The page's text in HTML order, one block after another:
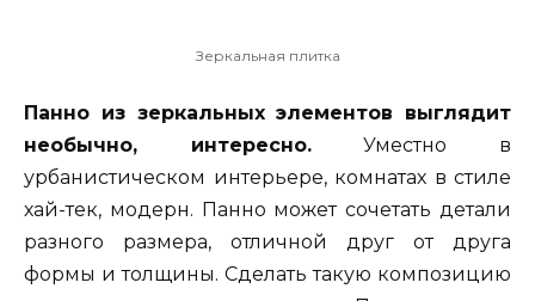
Зеркальная плитка
Панно из зеркальных элементов выглядит
необычно, интересно.Уместно в
урбанистическом интерьере, комнатах в стиле
хай-тек, модерн. Панно может сочетать детали
разного размера, отличной друг от друга
формы и толщины. Сделать такую композицию